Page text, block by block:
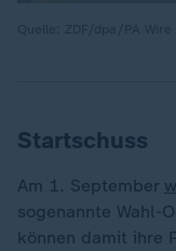
Startschuss
Am 1. September
sogenannte Wahl-
können damit ihre